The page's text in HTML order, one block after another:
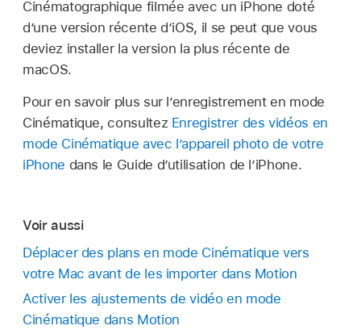
Cinématographique filmée avec un iPhone doté
d’une version récente d’iOS, il se peut que vous
deviez installer la version la plus récente de
macOS.
Pour en savoir plus sur l’enregistrement en mode
Cinématique, consultez Enregistrer des vidéos en
mode Cinématique avec l’appareil photo de votre
iPhone dans le Guide d’utilisation de l’iPhone.
Voir aussi
Déplacer des plans en mode Cinématique vers
votre Mac avant de les importer dans Motion
Activer les ajustements de vidéo en mode
Cinématique dans Motion